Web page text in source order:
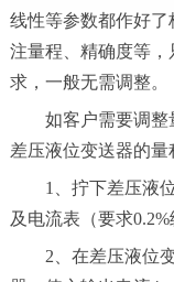
线性等参数都作好
注量程、精确度等
求，一般无需调整。
如客户需要调整
差压液位变送器的量
1、拧下差压液
及电流表（要求
2、在差压液位